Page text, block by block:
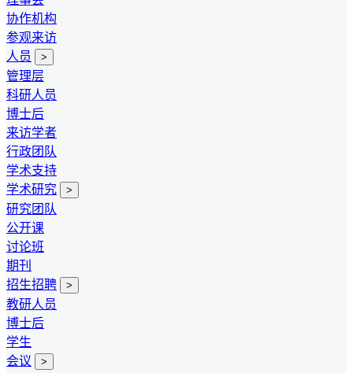
协作机构
参观来访
人员
>
管理层
科研人员
博士后
来访学者
行政团队
学术支持
学术研究
>
研究团队
公开课
讨论班
期刊
招生招聘
>
教研人员
博士后
学生
会议
>